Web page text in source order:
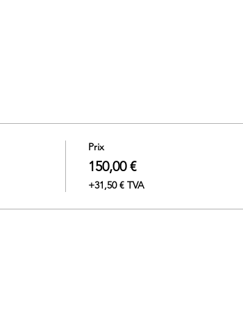
Prix
150,00 €
+31,50 € TVA